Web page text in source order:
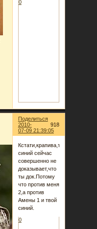
0
Поделиться
918
2010-
07-09 21:39:05
Кстати,крапива,твой
синий сейчас
совершенно не
доказывает,что
ты док.Потому
что против меня
2,а против
Амены 1 и твой
синий.
0